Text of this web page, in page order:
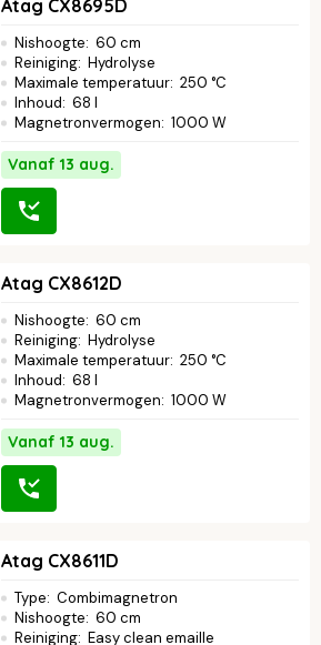
Atag CX8695D
Nishoogte: 60 cm
Reiniging: Hydrolyse
Maximale temperatuur: 250 °C
Inhoud: 68 l
Magnetronvermogen: 1000 W
Vanaf 13 aug.
Atag CX8612D
Nishoogte: 60 cm
Reiniging: Hydrolyse
Maximale temperatuur: 250 °C
Inhoud: 68 l
Magnetronvermogen: 1000 W
Vanaf 13 aug.
Atag CX8611D
Type: Combimagnetron
Nishoogte: 60 cm
Reiniging: Easy clean emaille